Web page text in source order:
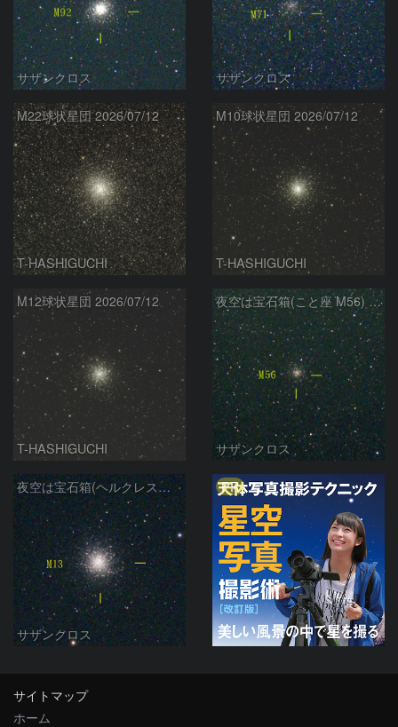
サザンクロス サザンクロス
M22球状星団 2026/07/12
T-HASHIGUCHI
M10球状星団 2026/07/12
T-HASHIGUCHI
M12球状星団 2026/07/12
T-HASHIGUCHI
夜空は宝石箱(こと座 M56) Seestar50
サザンクロス
夜空は宝石箱(ヘルクレス座 M13) Seestar50
サザンクロス
PR
サイトマップ
ホーム